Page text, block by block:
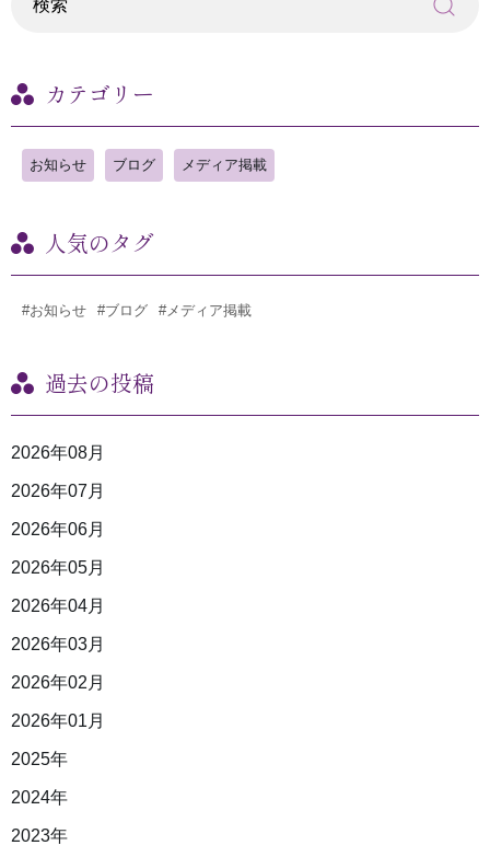
カテゴリー
お知らせ ブログ メディア掲載
人気のタグ
#お知らせ #ブログ #メディア掲載
過去の投稿
2026年08月
2026年07月
2026年06月
2026年05月
2026年04月
2026年03月
2026年02月
2026年01月
2025年
2024年
2023年